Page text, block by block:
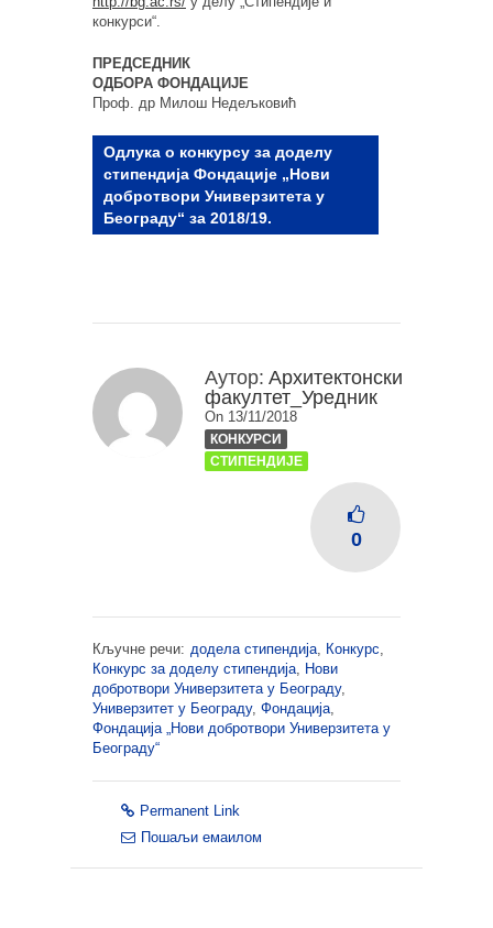
конкурси“.
ПРЕДСЕДНИК
ОДБОРА ФОНДАЦИЈЕ
Проф. др Милош Недељковић
Одлука о конкурсу за доделу
стипендија Фондације „Нови
добротвори Универзитета у
Београду“ за 2018/19.
Аутор: Архитектонски
факултет_Уредник
On 13/11/2018
КОНКУРСИ
СТИПЕНДИЈЕ
0
Кључне речи: додела стипендија, Конкурс,
Конкурс за доделу стипендија, Нови
добротвори Универзитета у Београду,
Универзитет у Београду, Фондацијa,
Фондација „Нови добротвори Универзитета у
Београду“
Permanent Link
Пошаљи емаилом